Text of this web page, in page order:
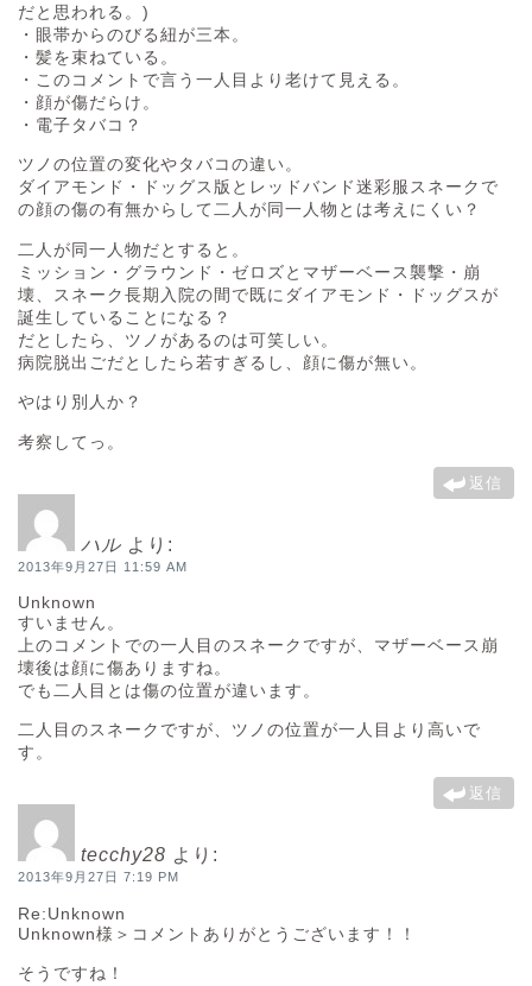
だと思われる。)
・眼帯からのびる紐が三本。
・髪を束ねている。
・このコメントで言う一人目より老けて見える。
・顔が傷だらけ。
・電子タバコ？
ツノの位置の変化やタバコの違い。
ダイアモンド・ドッグス版とレッドバンド迷彩服スネークで
の顔の傷の有無からして二人が同一人物とは考えにくい？
二人が同一人物だとすると。
ミッション・グラウンド・ゼロズとマザーベース襲撃・崩
壊、スネーク長期入院の間で既にダイアモンド・ドッグスが
誕生していることになる？
だとしたら、ツノがあるのは可笑しい。
病院脱出ごだとしたら若すぎるし、顔に傷が無い。
やはり別人か？
考察してっ。
返信
ハル より:
2013年9月27日 11:59 AM
Unknown
すいません。
上のコメントでの一人目のスネークですが、マザーベース崩
壊後は顔に傷ありますね。
でも二人目とは傷の位置が違います。
二人目のスネークですが、ツノの位置が一人目より高いで
す。
返信
tecchy28 より:
2013年9月27日 7:19 PM
Re:Unknown
Unknown様＞コメントありがとうございます！！
そうですね！